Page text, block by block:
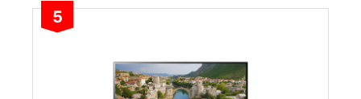
5